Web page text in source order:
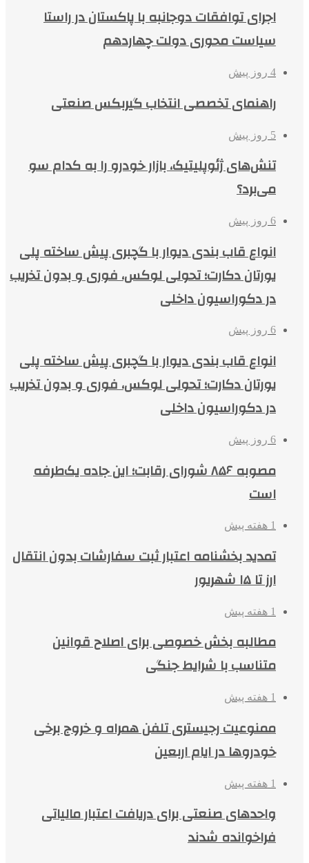
اجرای توافقات دوجانبه با پاکستان در راستا
سیاست محوری دولت چهاردهم
4 روز پیش
راهنمای تخصصی انتخاب گیربکس صنعتی
5 روز پیش
تنش‌های ژئوپلیتیک، بازار خودرو را به کدام سو
می‌برد؟
6 روز پیش
انواع قاب بندی دیوار با گچبری پیش ساخته پلی
یورتان دکارت؛ تحولی لوکس، فوری و بدون تخریب
در دکوراسیون داخلی
6 روز پیش
انواع قاب بندی دیوار با گچبری پیش ساخته پلی
یورتان دکارت؛ تحولی لوکس، فوری و بدون تخریب
در دکوراسیون داخلی
6 روز پیش
مصوبه ۸۵۶ شورای رقابت؛ این جاده یک‌طرفه
است
1 هفته پیش
تمدید بخشنامه اعتبار ثبت سفارشات بدون انتقال
ارز تا ۱۵ شهریور
1 هفته پیش
مطالبه بخش خصوصی برای اصلاح قوانین
متناسب با شرایط جنگی
1 هفته پیش
ممنوعیت رجیستری تلفن همراه و خروج برخی
خودروها در ایام اربعین
1 هفته پیش
واحدهای صنعتی برای دریافت اعتبار مالیاتی
فراخوانده شدند